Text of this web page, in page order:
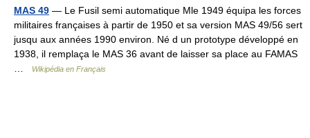
MAS 49 — Le Fusil semi automatique Mle 1949 équipa les forces
militaires françaises à partir de 1950 et sa version MAS 49/56 sert
jusqu aux années 1990 environ. Né d un prototype développé en
1938, il remplaça le MAS 36 avant de laisser sa place au FAMAS
Wikipédia en Français